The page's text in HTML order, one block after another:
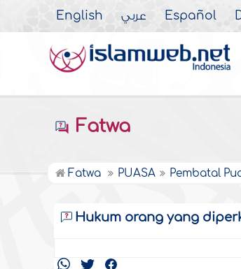
English عربي Español
Fatwa
Fatwa PUASA Pembatal
Hukum orang yang